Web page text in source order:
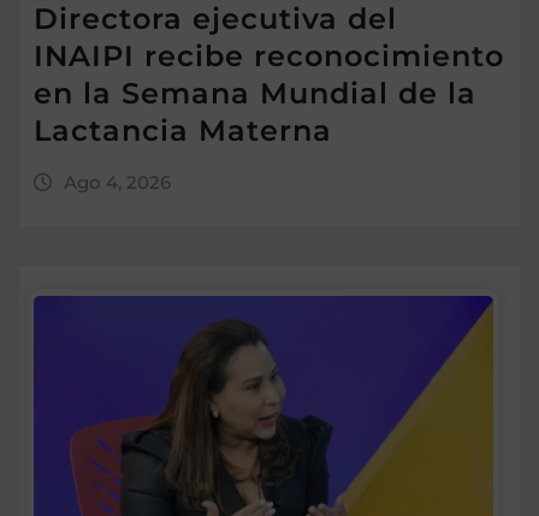
Directora ejecutiva del
INAIPI recibe reconocimiento
en la Semana Mundial de la
Lactancia Materna
Ago 4, 2026